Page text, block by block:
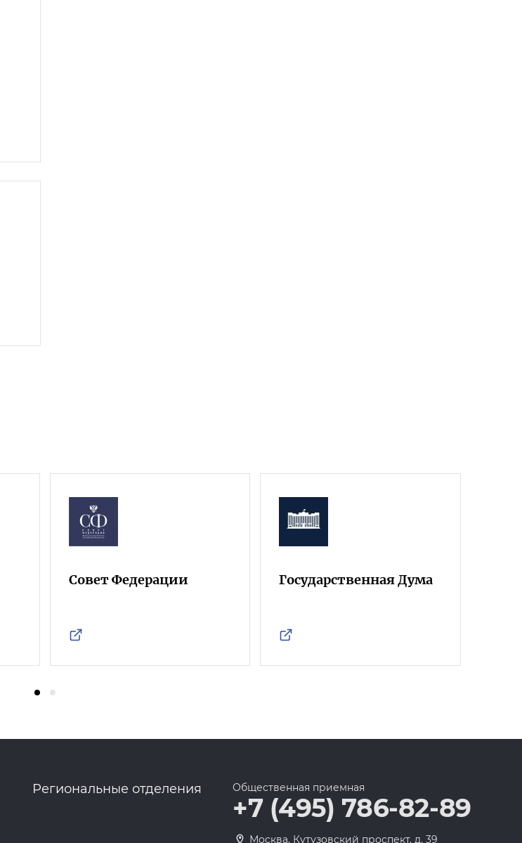
Совет Федерации Государственная Дума
Региональные отделения Общественная приемная
+7 (495) 786-82-89
Москва, Кутузовский проспект, д. 39